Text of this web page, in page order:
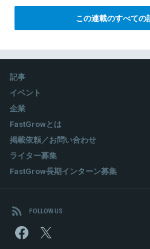
この連載のすべての
記事
イベント
企業
FastGrowとは
掲載依頼／お問い合わせ
ライター募集
FastGrow長期インターン募集
FOLLOW US